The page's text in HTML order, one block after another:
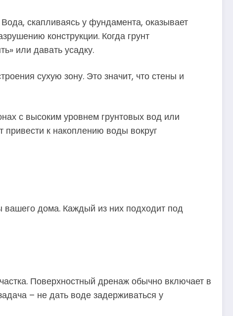
скапливаясь у фундамента, оказывает
конструкции. Когда грунт
или давать усадку.
сухую зону. Это значит, что стены и
с высоким уровнем грунтовых вод или
к накоплению воды вокруг
вашего дома. Каждый из них подходит под
Поверхностный дренаж обычно включает в
– не дать воде задерживаться у